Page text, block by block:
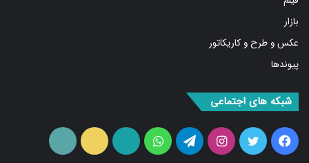
بازار
عکس و طرح و کاریکاتور
پیوندها
فیس
بوک
توییتراینستاگرامتلگرامواتس
آپ
آپارات ایتا